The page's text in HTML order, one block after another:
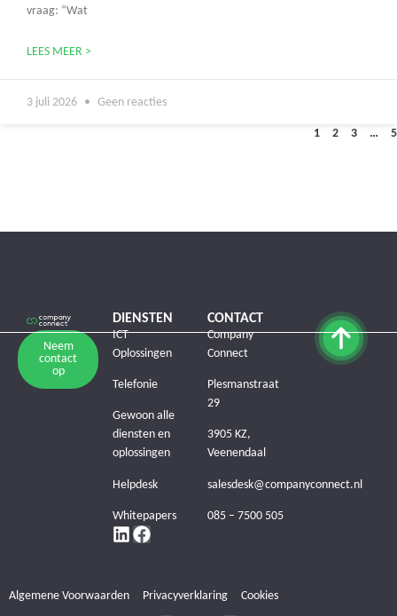
vraag: “Wat
LEES MEER >
3 juli 2026 Geen reacties
1 2 3 … 5
Neem
contact
op
DIENSTEN
ICT
Oplossingen
Telefonie
Gewoon alle
diensten en
oplossingen
Helpdesk
Whitepapers
CONTACT
Company
Connect
Plesmanstraat
29
3905 KZ,
Veenendaal
salesdesk@companyconnect.nl
085 – 7500 505
Algemene Voorwaarden Privacyverklaring Cookies